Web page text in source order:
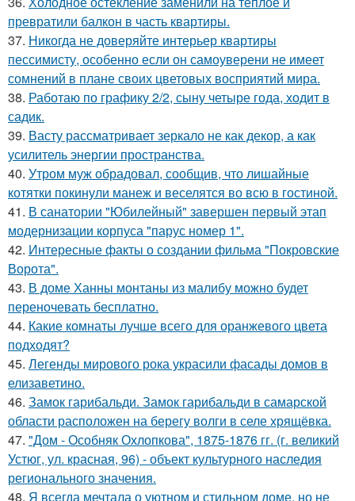
превратили балкон в часть квартиры.
37. Никогда не доверяйте интерьер квартиры
пессимисту, особенно если он самоуверени не имеет
сомнений в плане своих цветовых восприятий мира.
38. Работаю по графику 2/2, сыну четыре года, ходит в
садик.
39. Васту рассматривает зеркало не как декор, а как
усилитель энергии пространства.
40. Утром муж обрадовал, сообщив, что лишайные
котятки покинули манеж и веселятся во всю в гостиной.
41. В санатории "Юбилейный" завершен первый этап
модернизации корпуса "парус номер 1".
42. Интересные факты о создании фильма "Покровские
Ворота".
43. В доме Ханны монтаны из малибу можно будет
переночевать бесплатно.
44. Какие комнаты лучше всего для оранжевого цвета
подходят?
45. Легенды мирового рока украсили фасады домов в
елизаветино.
46. Замок гарибальди. Замок гарибальди в самарской
области расположен на берегу волги в селе хрящёвка.
47. "Дом - Особняк Охлопкова", 1875-1876 гг. (г. великий
Устюг, ул. красная, 96) - объект культурного наследия
регионального значения.
48. Я всегда мечтала о уютном и стильном доме, но не